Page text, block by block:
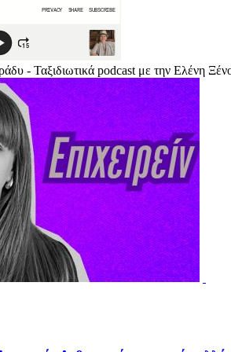
- Ταξιδιωτικά podcast με την Ελένη